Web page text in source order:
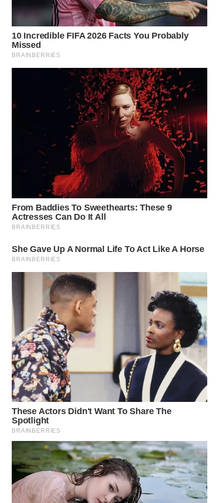
WN
PRIANGAN
TIMUR
SEMARANG
BOROBUDUR
WN
SURABAYA
NATUNA
WN
MANDALIKA
WN
LIKUPANG
WN
LABUANBAJO
WN
BORNEO
Media
WAHANA